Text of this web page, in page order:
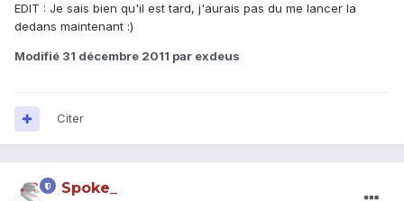
EDIT : Je sais bien qu'il est tard, j'aurais pas du me lancer la
dedans maintenant :)
Modifié 31 décembre 2011 par exdeus
Citer
Spoke_